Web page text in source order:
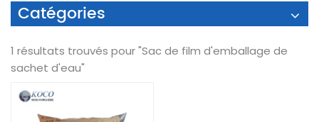
Catégories
1 résultats trouvés pour "Sac de film d'emballage de
sachet d'eau"